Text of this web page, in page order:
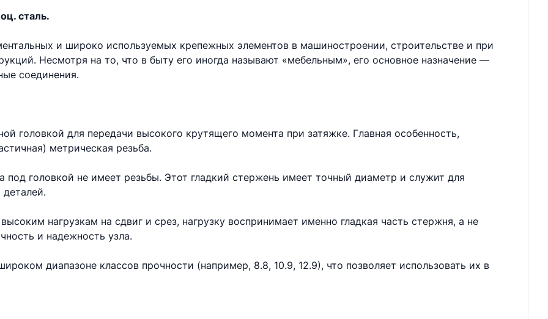
сталь.
и широко используемых крепежных элементов в машиностроении, строительстве и при
Несмотря на то, что в быту его иногда называют «мебельным», его основное назначение —
соединения.
головкой для передачи высокого крутящего момента при затяжке. Главная особенность,
метрическая резьба.
под головкой не имеет резьбы. Этот гладкий стержень имеет точный диаметр и служит для
нагрузкам на сдвиг и срез, нагрузку воспринимает именно гладкая часть стержня, а не
и надежность узла.
диапазоне классов прочности (например, 8.8, 10.9, 12.9), что позволяет использовать их в